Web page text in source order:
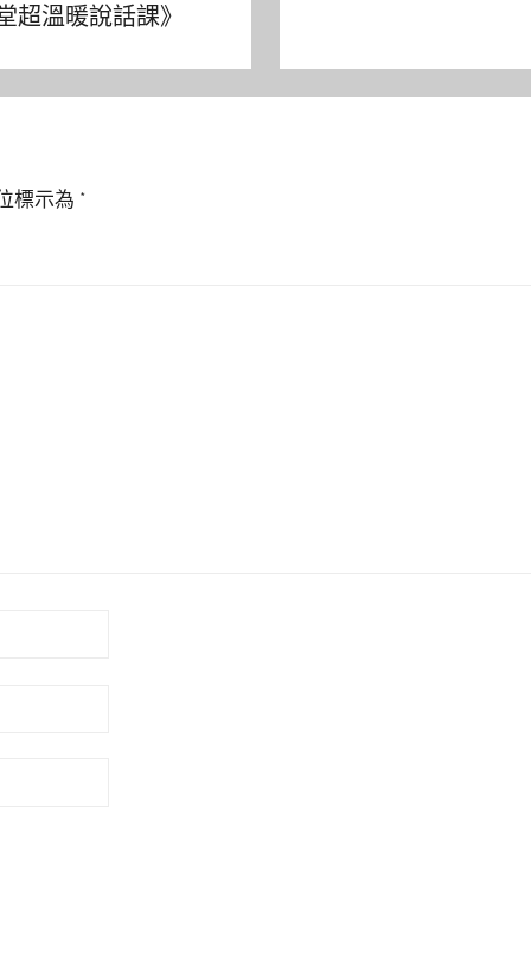
超溫暖說話課》
標示為 *